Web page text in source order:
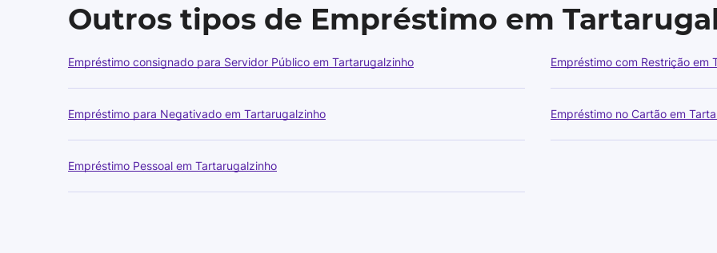
Outros tipos de Empréstimo em
Empréstimo consignado para Servidor Público em Tartarugalzinho Empréstimo com Restrição em
Empréstimo para Negativado em Tartarugalzinho Empréstimo no Cartão em
Empréstimo Pessoal em Tartarugalzinho